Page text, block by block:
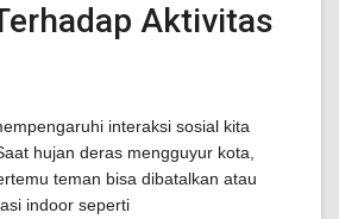
Aktivitas
interaksi sosial kita
hujan deras mengguyur kota,
teman bisa dibatalkan atau
indoor seperti